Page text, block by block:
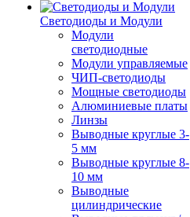
Светодиоды и Модули
Модули
светодиодные
Модули управляемые
ЧИП-светодиоды
Мощные светодиоды
Алюминиевые платы
Линзы
Выводные круглые 3-
5 мм
Выводные круглые 8-
10 мм
Выводные
цилиндрические